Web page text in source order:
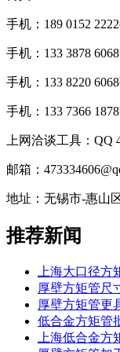
手机：189 0152
手机：133 3878
手机：133 8220
手机：133 7366
上网洽谈工具：QQ
邮箱：
地址：无锡市-惠山
推荐新闻
上海大口径方
厚壁方矩管尺
厚壁方矩管更
低合金方矩管
上海低合金方